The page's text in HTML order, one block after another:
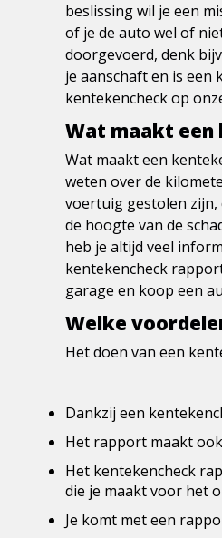
beslissing wil je een
of je de auto wel of
doorgevoerd, denk
je aanschaft en is een
kentekencheck op
Wat maakt
Wat maakt een
weten over de
voertuig gestolen zijn,
de hoogte van de
heb je altijd veel
kentekencheck
garage en koop een
Welke
Het doen van een
Dankzij een
Het rapport maakt
Het kentekencheck
die je maakt voor het
Je komt met een